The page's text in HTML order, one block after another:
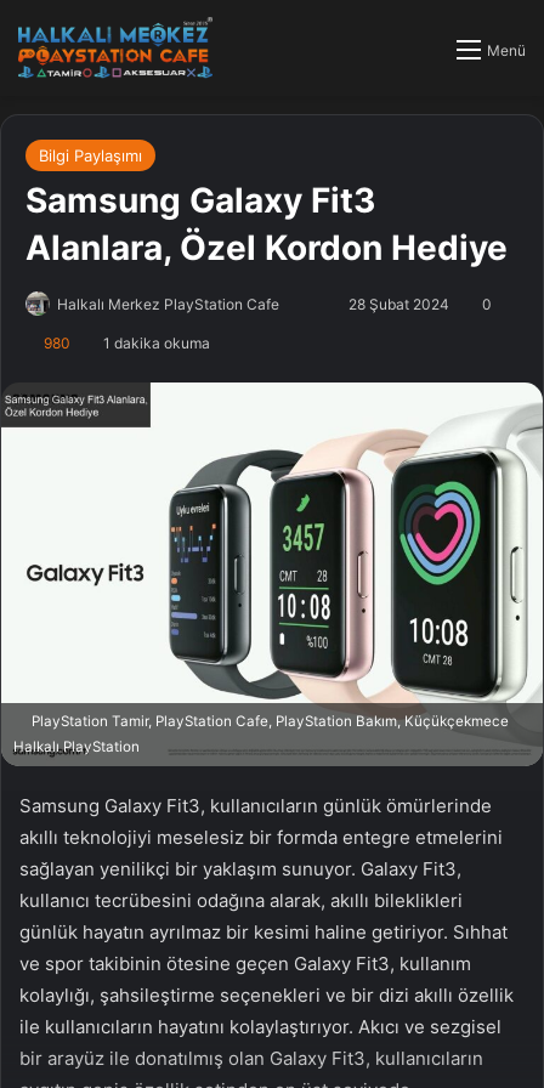
Menü
Bilgi Paylaşımı
Samsung Galaxy Fit3
Alanlara, Özel Kordon Hediye
Halkalı Merkez PlayStation Cafe
w
o
n
X
p
o
t
a
g
ö
n
d
e
m
e
k
28 Şubat 2024 0
980 1 dakika okuma
PlayStation Tamir, PlayStation Cafe, PlayStation Bakım, Küçükçekmece
Halkalı PlayStation
Samsung Galaxy Fit3, kullanıcıların günlük ömürlerinde
akıllı teknolojiyi meselesiz bir formda entegre etmelerini
sağlayan yenilikçi bir yaklaşım sunuyor. Galaxy Fit3,
kullanıcı tecrübesini odağına alarak, akıllı bileklikleri
günlük hayatın ayrılmaz bir kesimi haline getiriyor. Sıhhat
ve spor takibinin ötesine geçen Galaxy Fit3, kullanım
kolaylığı, şahsileştirme seçenekleri ve bir dizi akıllı özellik
ile kullanıcıların hayatını kolaylaştırıyor. Akıcı ve sezgisel
bir arayüz ile donatılmış olan Galaxy Fit3, kullanıcıların